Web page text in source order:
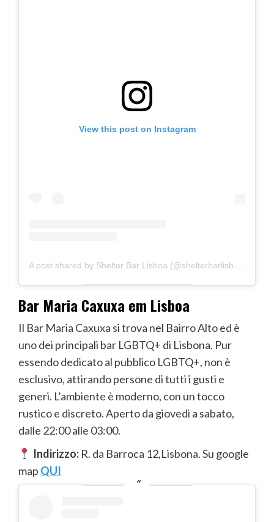
View this post on Instagram
A post shared by Shelter Bar Lisboa (@shelterbarlisboa)
Bar Maria Caxuxa em Lisboa
Il Bar Maria Caxuxa si trova nel Bairro Alto ed è
uno dei principali bar LGBTQ+ di Lisbona. Pur
essendo dedicato al pubblico LGBTQ+, non è
esclusivo, attirando persone di tutti i gusti e
generi. L’ambiente è moderno, con un tocco
rustico e discreto. Aperto da giovedì a sabato,
dalle 22:00 alle 03:00.
Indirizzo:R. da Barroca 12,Lisbona. Su google
map QUI